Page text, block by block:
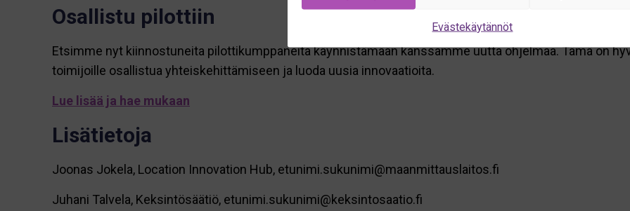
Evästekäytännöt
Osallistu pilottiin
Etsimme nyt kiinnostuneita pilottikumppaneita käynnistämään kanssamme uutta ohjelmaa. Tämä on
toimijoille osallistua yhteiskehittämiseen ja luoda uusia innovaatioita.
Lue lisää ja hae mukaan
Lisätietoja
Joonas Jokela, Location Innovation Hub, etunimi.sukunimi@maanmittauslaitos.fi
Juhani Talvela, Keksintösäätiö, etunimi.sukunimi@keksintosaatio.fi